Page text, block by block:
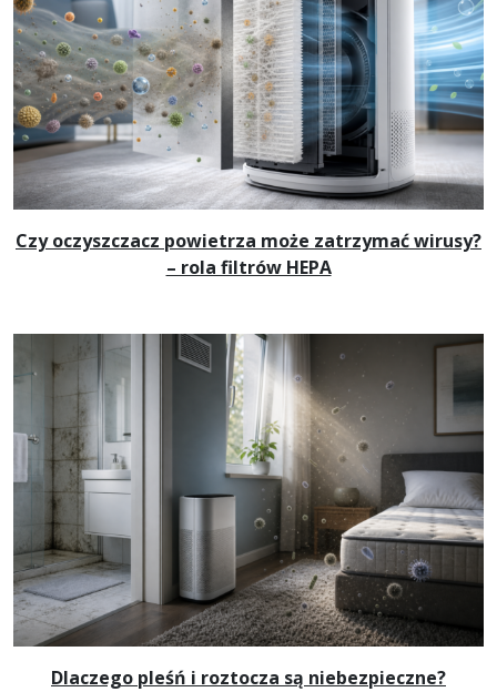
Czy oczyszczacz powietrza może zatrzymać wirusy?
– rola filtrów HEPA
Dlaczego pleśń i roztocza są niebezpieczne?